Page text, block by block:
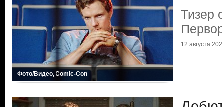
Фото/Видео, Comic-Con
Тизер
12 августа